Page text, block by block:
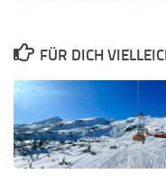
FÜR DICH